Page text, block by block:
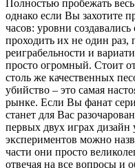
Полностью пробежать
однако если Вы захотите
часов: уровни
проходить их не один раз,
реиграбельности и
просто огромный. Стоит
столь же качественных
убийство – это самая
рынке. Если Вы фанат
станет для Вас
первых двух играх дизайн
экспериментов можно
части они просто
отвечая на все вопросы